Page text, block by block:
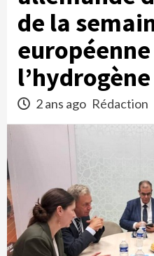
de la
l’hydrogène
2 ans ago Rédaction